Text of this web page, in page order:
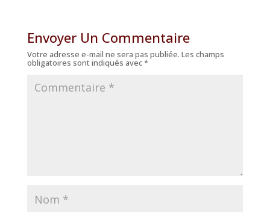
Envoyer Un Commentaire
Votre adresse e-mail ne sera pas publiée. Les champs
obligatoires sont indiqués avec*